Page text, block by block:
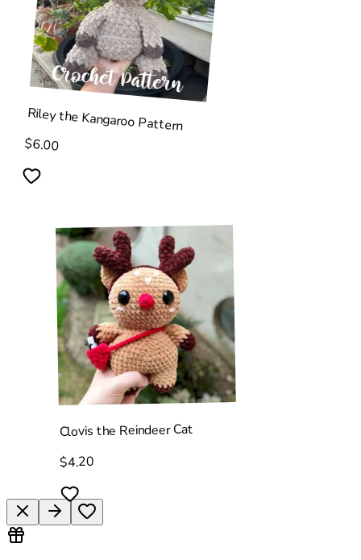
Riley the Kangaroo Pattern
$6.00
Clovis the Reindeer Cat
$4.20